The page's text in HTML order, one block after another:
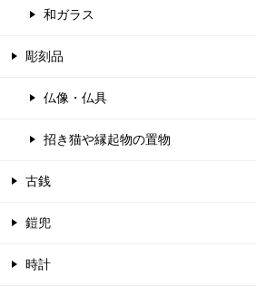
和ガラス
彫刻品
仏像・仏具
招き猫や縁起物の置物
古銭
鎧兜
時計